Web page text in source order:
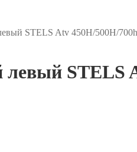
STELS Atv 450H/500H/700h
STELS